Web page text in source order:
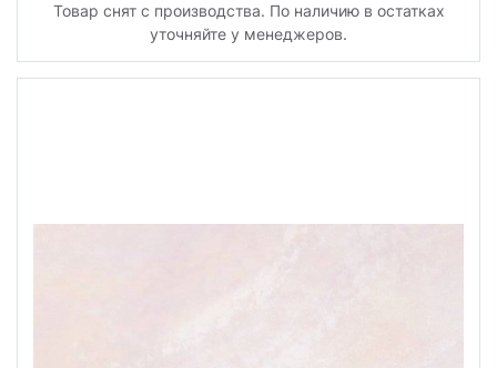
Товар снят с производства. По наличию в остатках
уточняйте у менеджеров.